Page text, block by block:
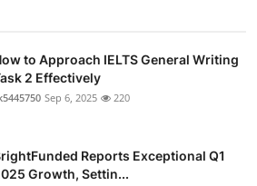
to Approach IELTS General Writing
2 Effectively
Sep 6, 2025 220
Reports Exceptional Q1
Growth, Settin...